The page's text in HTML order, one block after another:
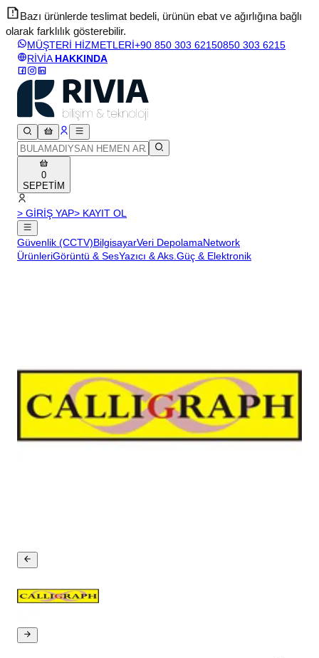
Bazı ürünlerde teslimat bedeli, ürünün ebat ve ağırlığına bağlı
olarak farklılık gösterebilir.
MÜŞTERİ HİZMETLERİ+90 850 303 62150850 303 6215
RİVİA HAKKINDA
0
SEPETİM
> GİRİŞ YAP> KAYIT OL
Güvenlik (CCTV)BilgisayarVeri DepolamaNetwork
ÜrünleriGörüntü & SesYazıcı & Aks.Güç & Elektronik